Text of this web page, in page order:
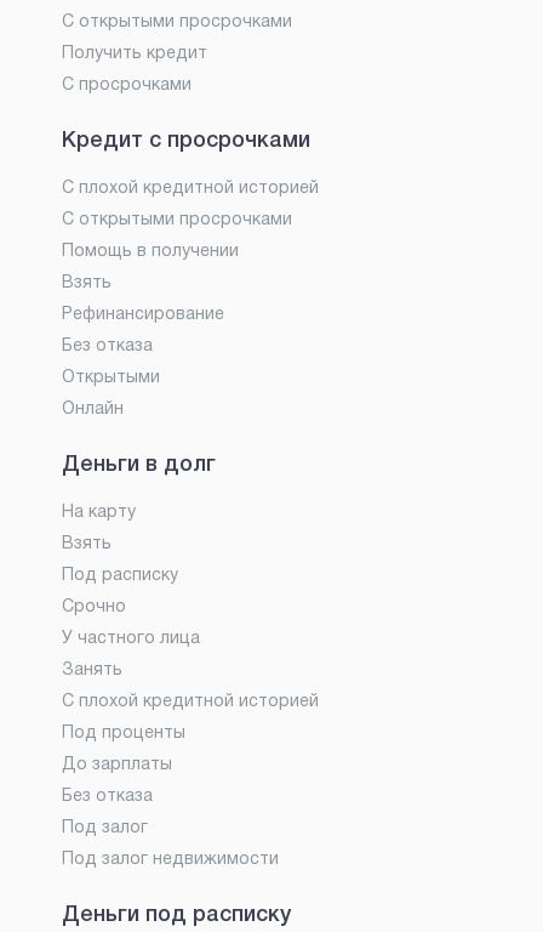
С открытыми просрочками
Получить кредит
С просрочками
Кредит с просрочками
С плохой кредитной историей
С открытыми просрочками
Помощь в получении
Взять
Рефинансирование
Без отказа
Открытыми
Онлайн
Деньги в долг
На карту
Взять
Под расписку
Срочно
У частного лица
Занять
С плохой кредитной историей
Под проценты
До зарплаты
Без отказа
Под залог
Под залог недвижимости
Деньги под расписку